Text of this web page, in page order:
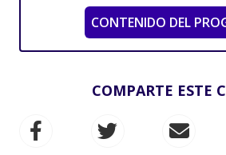
CONTENIDO DEL
COMPARTE ESTE